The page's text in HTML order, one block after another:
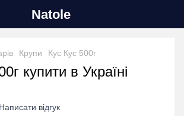
Natole
Крупи Кус Кус 500г
купити в Україні
Написати відгук